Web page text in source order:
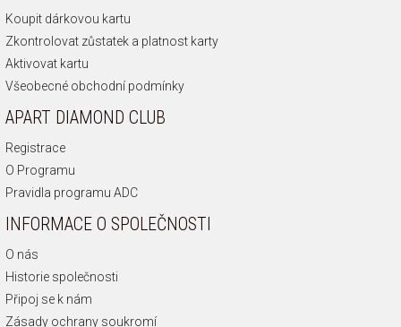
Koupit dárkovou kartu
Zkontrolovat zůstatek a platnost karty
Aktivovat kartu
Všeobecné obchodní podmínky
APART DIAMOND CLUB
Registrace
O Programu
Pravidla programu ADC
INFORMACE O SPOLEČNOSTI
O nás
Historie společnosti
Připoj se k nám
Zásady ochrany soukromí